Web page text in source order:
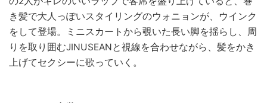
き髪で大人っぽいスタイリングのウォニョンが、ウインク
をして登場。ミニスカートから覗いた長い脚を揺らし、周
りを取り囲むJINUSEANと視線を合わせながら、髪をかき
上げてセクシーに歌っていく。